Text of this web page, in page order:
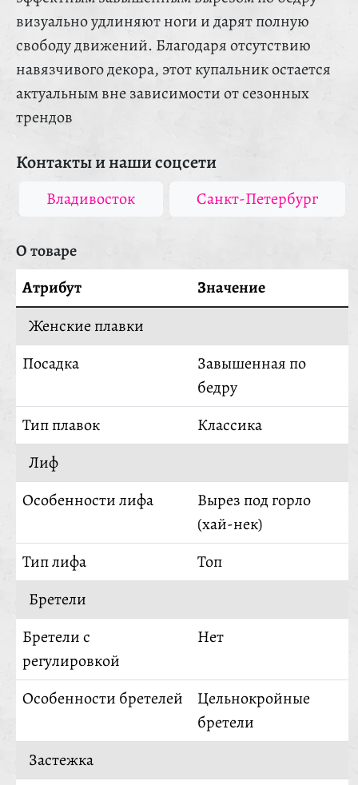
визуально удлиняют ноги и дарят полную
свободу движений. Благодаря отсутствию
навязчивого декора, этот купальник остается
актуальным вне зависимости от сезонных
трендов
Контакты и наши соцсети
Владивосток Санкт-Петербург
О товаре
Атрибут
Значение
Женские плавки
Посадка
Завышенная по
бедру
Тип плавок
Классика
Лиф
Особенности лифа
Вырез под горло
(хай-нек)
Тип лифа
Топ
Бретели
Бретели с
регулировкой
Нет
Особенности бретелей
Цельнокройные
бретели
Застежка